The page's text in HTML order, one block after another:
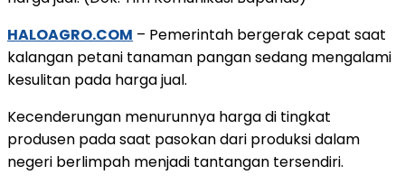
HALOAGRO.COM – Pemerintah bergerak cepat saat
kalangan petani tanaman pangan sedang mengalami
kesulitan pada harga jual.
Kecenderungan menurunnya harga di tingkat
produsen pada saat pasokan dari produksi dalam
negeri berlimpah menjadi tantangan tersendiri.